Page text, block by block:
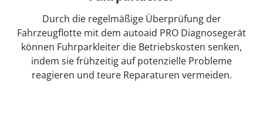
Durch die regelmäßige Überprüfung der
Fahrzeugflotte mit dem autoaid PRO Diagnosegerät
können Fuhrparkleiter die Betriebskosten senken,
indem sie frühzeitig auf potenzielle Probleme
reagieren und teure Reparaturen vermeiden.